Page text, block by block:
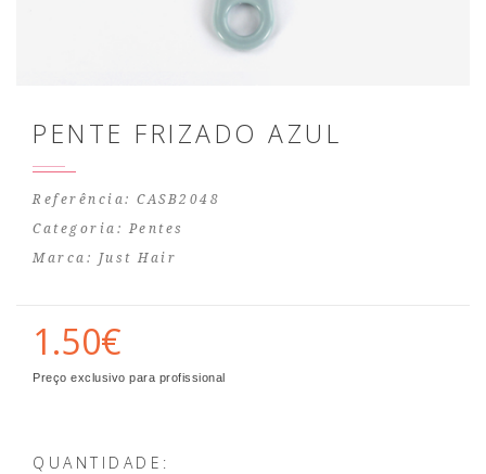
PENTE FRIZADO AZUL
Referência: CASB2048
Categoria: Pentes
Marca:
Just Hair
1.50€
Preço exclusivo para profissional
QUANTIDADE: